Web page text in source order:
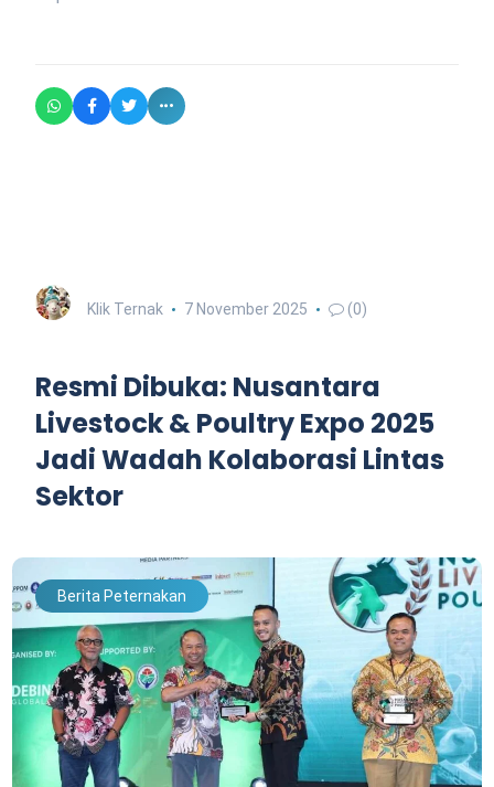
Klik Ternak 7 November 2025 (0)
Resmi Dibuka: Nusantara
Livestock & Poultry Expo 2025
Jadi Wadah Kolaborasi Lintas
Sektor
Berita Peternakan